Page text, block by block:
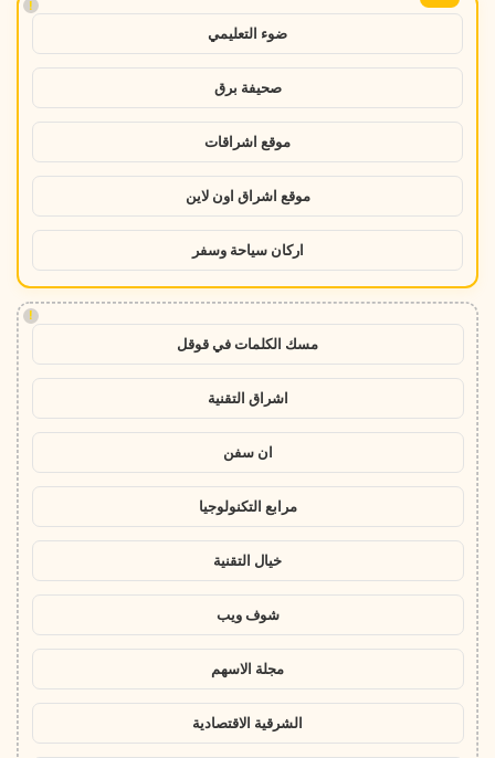
!
ضوء التعليمي
صحيفة برق
موقع اشراقات
موقع اشراق اون لاين
اركان سياحة وسفر
!
مسك الكلمات في قوقل
اشراق التقنية
ان سفن
مرابع التكنولوجيا
خيال التقنية
شوف ويب
مجلة الاسهم
الشرقية الاقتصادية